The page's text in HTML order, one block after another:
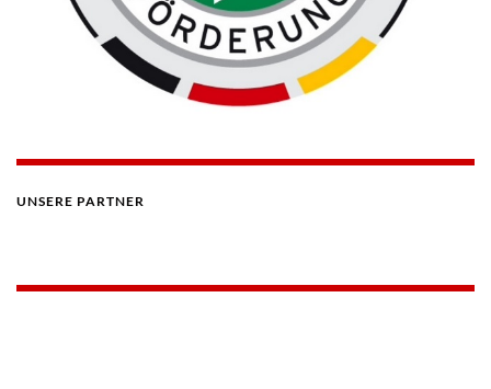
UNSERE PARTNER